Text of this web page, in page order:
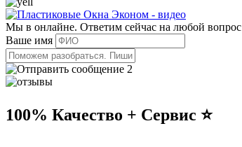
Мы в онлайне. Ответим сейчас на любой вопрос
Ваше имя
2
100% Качество + Сервис ⭐️